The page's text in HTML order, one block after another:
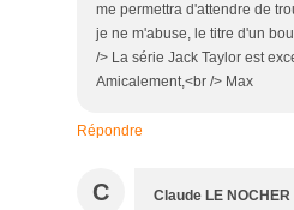
me permettra d'attendre de
je ne m'abuse, le titre d'un
/> La série Jack Taylor est
Amicalement,<br /> Max
Répondre
C Claude LE NOCHER